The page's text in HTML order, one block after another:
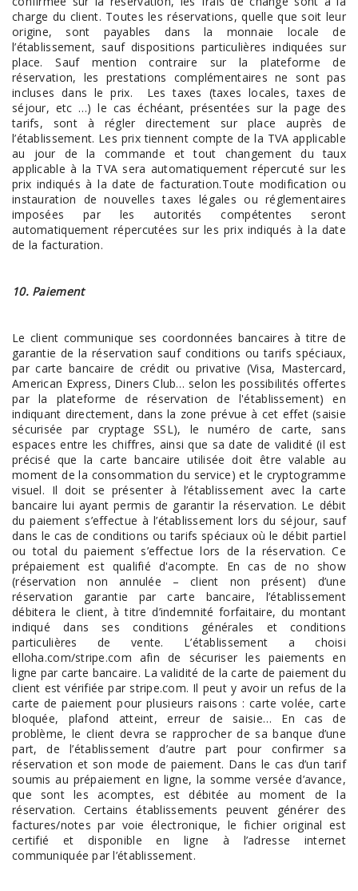
charge du client. Toutes les réservations, quelle que soit leur
origine, sont payables dans la monnaie locale de
l’établissement, sauf dispositions particulières indiquées sur
place. Sauf mention contraire sur la plateforme de
réservation, les prestations complémentaires ne sont pas
incluses dans le prix. Les taxes (taxes locales, taxes de
séjour, etc …) le cas échéant, présentées sur la page des
tarifs, sont à régler directement sur place auprès de
l’établissement. Les prix tiennent compte de la TVA applicable
au jour de la commande et tout changement du taux
applicable à la TVA sera automatiquement répercuté sur les
prix indiqués à la date de facturation.Toute modification ou
instauration de nouvelles taxes légales ou réglementaires
imposées par les autorités compétentes seront
automatiquement répercutées sur les prix indiqués à la date
de la facturation.
10. Paiement
Le client communique ses coordonnées bancaires à titre de
garantie de la réservation sauf conditions ou tarifs spéciaux,
par carte bancaire de crédit ou privative (Visa, Mastercard,
American Express, Diners Club… selon les possibilités offertes
par la plateforme de réservation de l'établissement) en
indiquant directement, dans la zone prévue à cet effet (saisie
sécurisée par cryptage SSL), le numéro de carte, sans
espaces entre les chiffres, ainsi que sa date de validité (il est
précisé que la carte bancaire utilisée doit être valable au
moment de la consommation du service) et le cryptogramme
visuel. Il doit se présenter à l’établissement avec la carte
bancaire lui ayant permis de garantir la réservation. Le débit
du paiement s’effectue à l’établissement lors du séjour, sauf
dans le cas de conditions ou tarifs spéciaux où le débit partiel
ou total du paiement s’effectue lors de la réservation. Ce
prépaiement est qualifié d'acompte. En cas de no show
(réservation non annulée – client non présent) d’une
réservation garantie par carte bancaire, l’établissement
débitera le client, à titre d’indemnité forfaitaire, du montant
indiqué dans ses conditions générales et conditions
particulières de vente. L’établissement a choisi
elloha.com/stripe.com afin de sécuriser les paiements en
ligne par carte bancaire. La validité de la carte de paiement du
client est vérifiée par stripe.com. Il peut y avoir un refus de la
carte de paiement pour plusieurs raisons : carte volée, carte
bloquée, plafond atteint, erreur de saisie… En cas de
problème, le client devra se rapprocher de sa banque d’une
part, de l’établissement d’autre part pour confirmer sa
réservation et son mode de paiement. Dans le cas d’un tarif
soumis au prépaiement en ligne, la somme versée d’avance,
que sont les acomptes, est débitée au moment de la
réservation. Certains établissements peuvent générer des
factures/notes par voie électronique, le fichier original est
certifié et disponible en ligne à l’adresse internet
communiquée par l’établissement.